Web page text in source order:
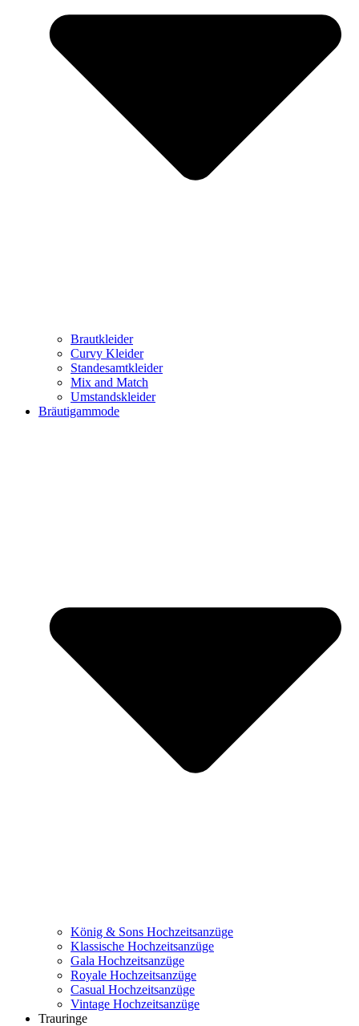
Brautkleider
Curvy Kleider
Standesamtkleider
Mix and Match
Umstandskleider
Bräutigammode
König & Sons Hochzeitsanzüge
Klassische Hochzeitsanzüge
Gala Hochzeitsanzüge
Royale Hochzeitsanzüge
Casual Hochzeitsanzüge
Vintage Hochzeitsanzüge
Trauringe